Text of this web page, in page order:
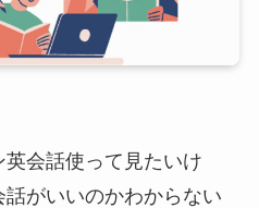
会話使って見たいけ
がいいのかわからない